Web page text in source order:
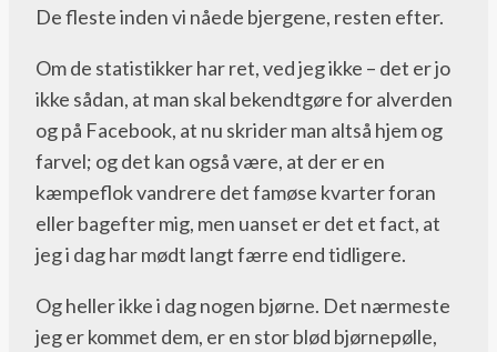
De fleste inden vi nåede bjergene, resten efter.
Om de statistikker har ret, ved jeg ikke – det er jo
ikke sådan, at man skal bekendtgøre for alverden
og på Facebook, at nu skrider man altså hjem og
farvel; og det kan også være, at der er en
kæmpeflok vandrere det famøse kvarter foran
eller bagefter mig, men uanset er det et fact, at
jeg i dag har mødt langt færre end tidligere.
Og heller ikke i dag nogen bjørne. Det nærmeste
jeg er kommet dem, er en stor blød bjørnepølle,